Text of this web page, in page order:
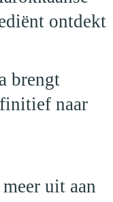
ontdekt
brengt
naar
uit aan